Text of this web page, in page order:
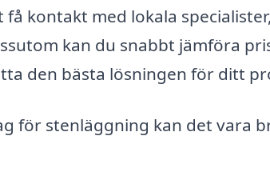
kontakt med lokala
kan du snabbt jämföra
den bästa lösningen för ditt
för stenläggning kan det vara